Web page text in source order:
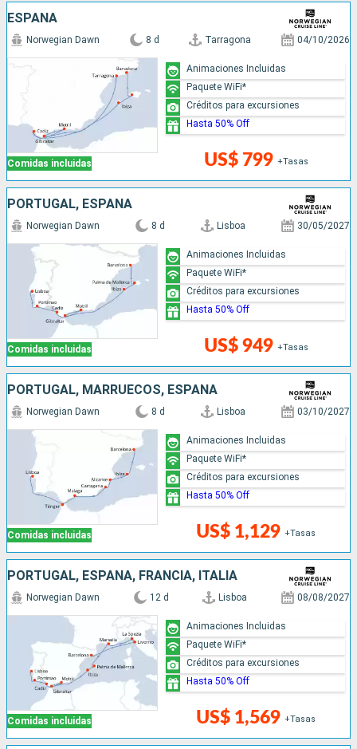
ESPAÑA
Comidas incluidas
Norwegian Dawn 8 d Tarragona 04/10/2026
US$ 799 +Tasas
Animaciones Incluidas
Paquete WiFi*
Créditos para excursiones
Hasta 50% Off
PORTUGAL, ESPAÑA
Comidas incluidas
Norwegian Dawn 8 d Lisboa 30/05/2027
US$ 949 +Tasas
Animaciones Incluidas
Paquete WiFi*
Créditos para excursiones
Hasta 50% Off
PORTUGAL, MARRUECOS, ESPAÑA
Comidas incluidas
Norwegian Dawn 8 d Lisboa 03/10/2027
US$ 1,129 +Tasas
Animaciones Incluidas
Paquete WiFi*
Créditos para excursiones
Hasta 50% Off
PORTUGAL, ESPAÑA, FRANCIA, ITALIA
Comidas incluidas
Norwegian Dawn 12 d Lisboa 08/08/2027
US$ 1,569 +Tasas
Animaciones Incluidas
Paquete WiFi*
Créditos para excursiones
Hasta 50% Off